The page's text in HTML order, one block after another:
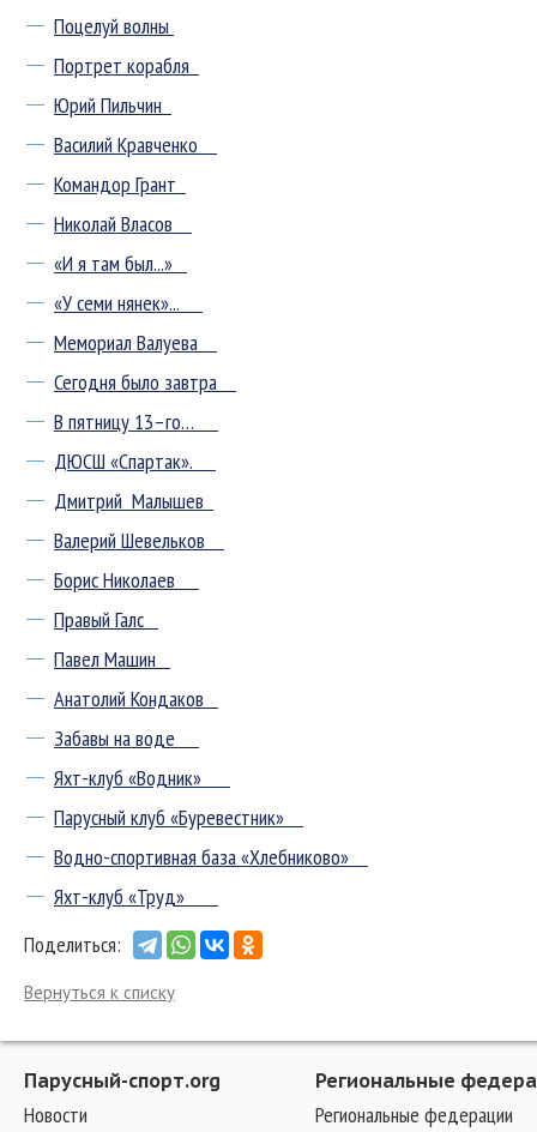
Поцелуй волны
Портрет корабля
Юрий Пильчин
Василий Кравченко
Командор Грант
Николай Власов
«И я там был...»
«У семи нянек»...
Мемориал Валуева
Сегодня было завтра
В пятницу 13–го…
ДЮСШ «Спартак».
Дмитрий Малышев
Валерий Шевельков
Борис Николаев
Правый Галс
Павел Машин
Анатолий Кондаков
Забавы на воде
Яхт-клуб «Водник»
Парусный клуб «Буревестник»
Водно-спортивная база «Хлебниково»
Яхт-клуб «Труд»
Поделиться:
Вернуться к списку
Парусный-спорт.org
Новости
Региональные
Региональные федерации